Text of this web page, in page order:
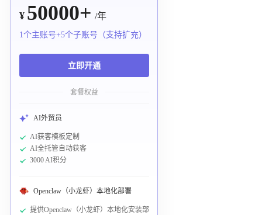
¥ 50000+ /年
1个主账号+5个子账号（支持扩充）
立即开通
套餐权益
AI外贸员
AI获客模板定制
AI全托管自动获客
3000 AI积分
Openclaw（小龙虾）本地化部署
提供Openclaw（小龙虾）本地化安装部